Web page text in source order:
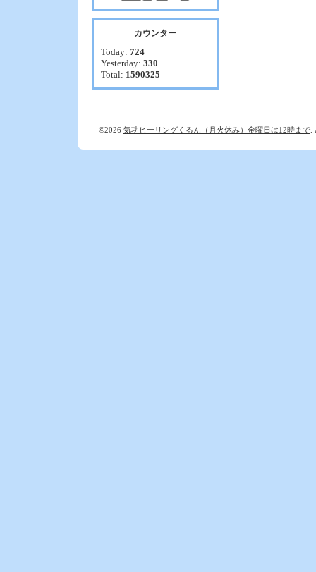
カウンター
Today: 724
Yesterday: 330
Total: 1590325
©2026 気功ヒーリングくるん（月火休み）金曜日は12時まで